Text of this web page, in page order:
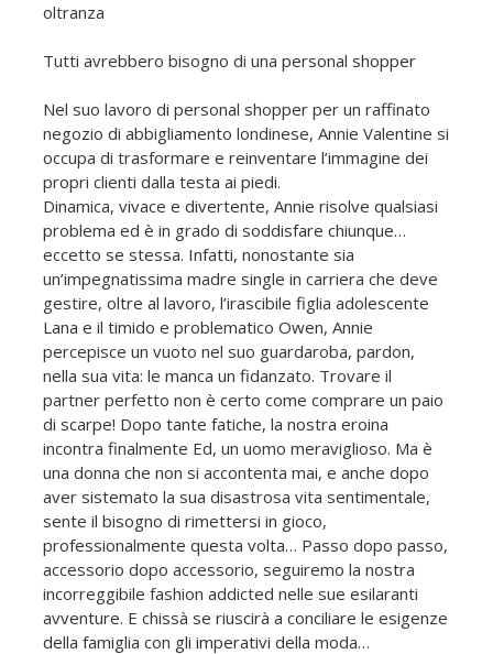
oltranza
Tutti avrebbero bisogno di una personal shopper
Nel suo lavoro di personal shopper per un raffinato
negozio di abbigliamento londinese, Annie Valentine si
occupa di trasformare e reinventare l’immagine dei
propri clienti dalla testa ai piedi.
Dinamica, vivace e divertente, Annie risolve qualsiasi
problema ed è in grado di soddisfare chiunque…
eccetto se stessa. Infatti, nonostante sia
un’impegnatissima madre single in carriera che deve
gestire, oltre al lavoro, l’irascibile figlia adolescente
Lana e il timido e problematico Owen, Annie
percepisce un vuoto nel suo guardaroba, pardon,
nella sua vita: le manca un fidanzato. Trovare il
partner perfetto non è certo come comprare un paio
di scarpe! Dopo tante fatiche, la nostra eroina
incontra finalmente Ed, un uomo meraviglioso. Ma è
una donna che non si accontenta mai, e anche dopo
aver sistemato la sua disastrosa vita sentimentale,
sente il bisogno di rimettersi in gioco,
professionalmente questa volta… Passo dopo passo,
accessorio dopo accessorio, seguiremo la nostra
incorreggibile fashion addicted nelle sue esilaranti
avventure. E chissà se riuscirà a conciliare le esigenze
della famiglia con gli imperativi della moda…